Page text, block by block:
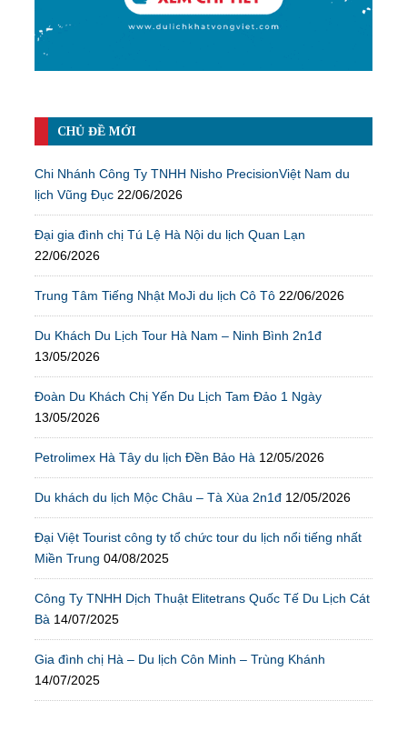
CHỦ ĐỀ MỚI
Chi Nhánh Công Ty TNHH Nisho PrecisionViệt Nam du
lịch Vũng Đục 22/06/2026
Đại gia đình chị Tú Lệ Hà Nội du lịch Quan Lạn
22/06/2026
Trung Tâm Tiếng Nhật MoJi du lịch Cô Tô 22/06/2026
Du Khách Du Lịch Tour Hà Nam – Ninh Bình 2n1đ
13/05/2026
Đoàn Du Khách Chị Yến Du Lịch Tam Đảo 1 Ngày
13/05/2026
Petrolimex Hà Tây du lịch Đền Bảo Hà 12/05/2026
Du khách du lịch Mộc Châu – Tà Xùa 2n1đ 12/05/2026
Đại Việt Tourist công ty tổ chức tour du lịch nổi tiếng nhất
Miền Trung 04/08/2025
Công Ty TNHH Dịch Thuật Elitetrans Quốc Tế Du Lịch Cát
Bà 14/07/2025
Gia đình chị Hà – Du lịch Côn Minh – Trùng Khánh
14/07/2025